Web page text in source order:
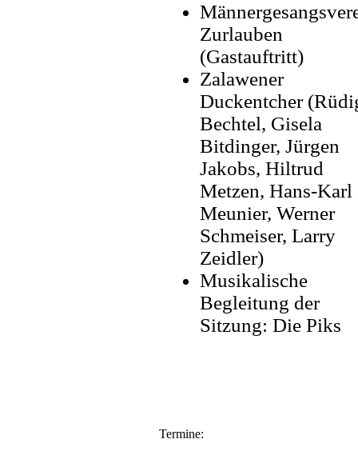
Zurlauben
(Gastauftritt)
Zalawener
Duckentcher
Bechtel, Gisela
Bitdinger, Jürgen
Jakobs, Hiltrud
Metzen, Hans-Karl
Meunier, Werner
Schmeiser, Larry
Zeidler)
Musikalische
Begleitung der
Sitzung: Die Piks
Termine: